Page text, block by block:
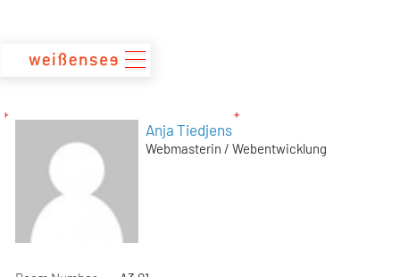
Anja Tiedjens
Webmasterin / Webentwicklung